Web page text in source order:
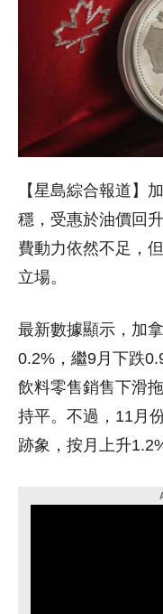
【星島綜合報道】
穩，受惠於油價回
費動力依然不足，
立場。
最新數據顯示，加
0.2%，繼9月下跌
飲料零售銷售下滑
持平。不過，11月
跡象，按月上升